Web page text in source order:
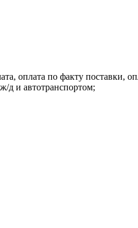
оплата по факту поставки,
и автотранспортом;